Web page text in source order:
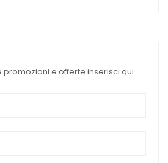
promozioni e offerte inserisci qui